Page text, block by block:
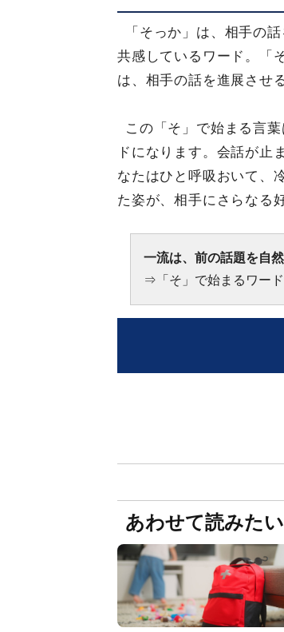
「そっか」は、相手の
共感しているワード。「
は、相手の話を進展させ
この「そ」で始まる言
ドになります。会話が止
なたはひと呼吸おいて、
た姿が、相手にさらなる
一流は、前の話題を自
⇒「そ」で始まるワー
あわせて読みたい